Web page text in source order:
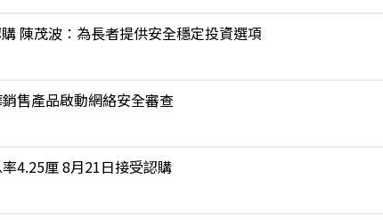
陳茂波：為長者提供安全穩定投資選項
售產品啟動網絡安全審查
4.25厘 8月21日接受認購